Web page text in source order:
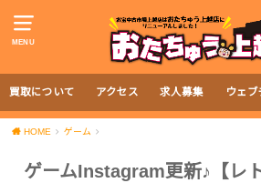
MENU
買取について アクセス 求人募集 ウェブ
HOME ゲーム
ゲームInstagram更新♪【レ